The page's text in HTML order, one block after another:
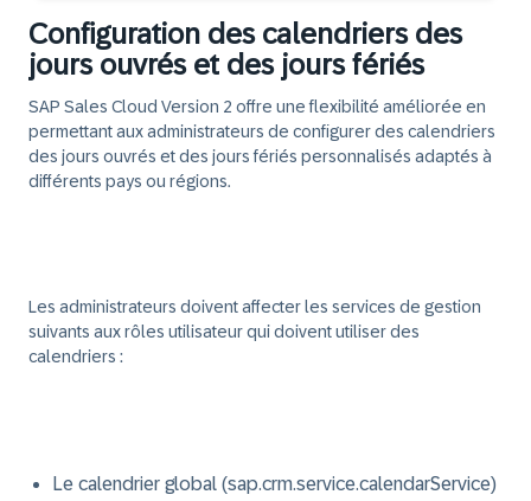
Configuration des calendriers des
jours ouvrés et des jours fériés
SAP Sales Cloud Version 2 offre une flexibilité améliorée en
permettant aux administrateurs de configurer des calendriers
des jours ouvrés et des jours fériés personnalisés adaptés à
différents pays ou régions.
Les administrateurs doivent affecter les services de gestion
suivants aux rôles utilisateur qui doivent utiliser des
calendriers :
Le calendrier global (sap.crm.service.calendarService)